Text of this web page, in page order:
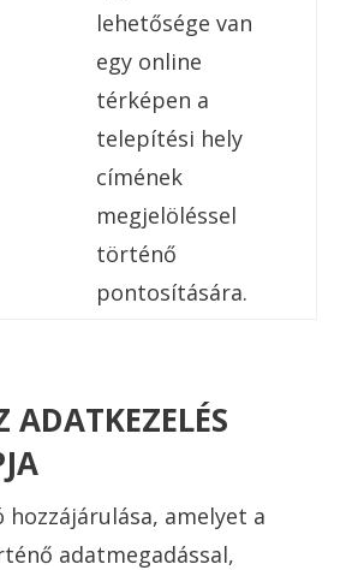
lehetősége van
egy online
térképen a
telepítési hely
címének
megjelöléssel
történő
pontosítására.
hozzájárulása, amelyet a
adatmegadással,